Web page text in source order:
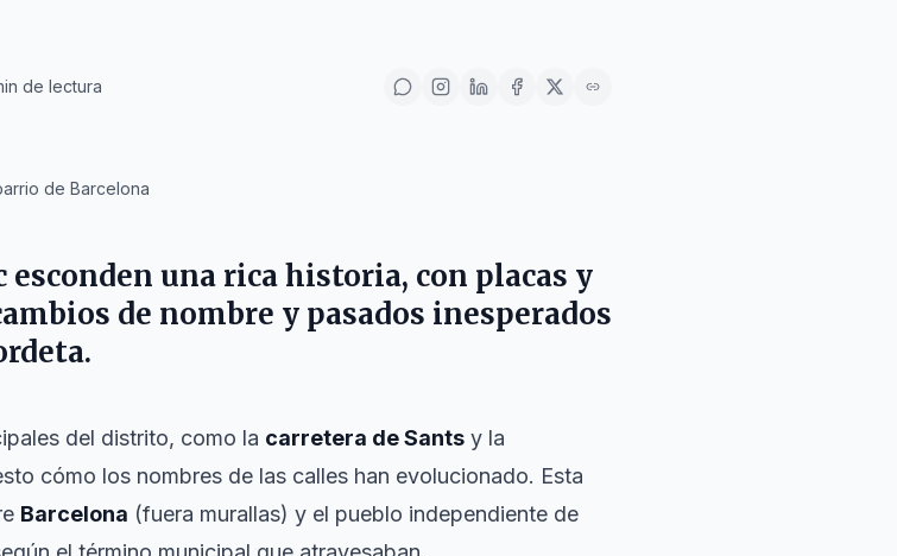
de lectura
de Barcelona
esconden una rica historia, con placas y
de nombre y pasados inesperados
.
del distrito, como la carretera de Sants y la
cómo los nombres de las calles han evolucionado. Esta
Barcelona (fuera murallas) y el pueblo independiente de